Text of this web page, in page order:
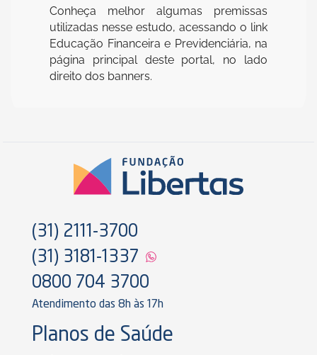
Conheça melhor algumas premissas
utilizadas nesse estudo, acessando o link
Educação Financeira e Previdenciária, na
página principal deste portal, no lado
direito dos banners.
(31) 2111-3700
(31) 3181-1337
0800 704 3700
Atendimento das 8h às 17h
Planos de Saúde